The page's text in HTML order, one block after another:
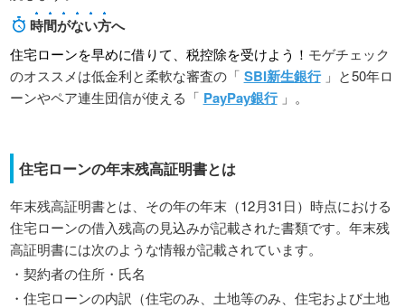
時間がない方へ
住宅ローンを早めに借りて、税控除を受けよう！ モゲチェック
のオススメは低金利と柔軟な審査の「 SBI新生銀行」と50年ロ
ーンやペア連生団信が使える「 PayPay銀行」。
住宅ローンの年末残高証明書とは
年末残高証明書とは、その年の年末（12月31日）時点における
住宅ローンの借入残高の見込みが記載された書類です。年末残
高証明書には次のような情報が記載されています。
・契約者の住所・氏名
・住宅ローンの内訳（住宅のみ、土地等のみ、住宅および土地